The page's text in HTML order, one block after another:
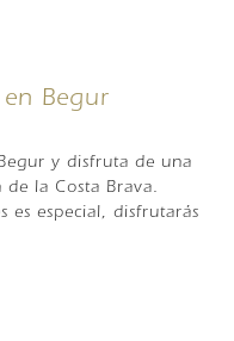
Begur
y disfruta de una
la Costa Brava.
es especial, disfrutarás